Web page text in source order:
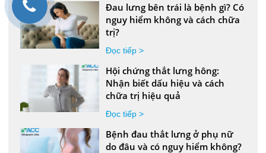
Đau lưng bên trái là bệnh gì? Có
nguy hiểm không và cách chữa
trị?
Đọc tiếp >
Hội chứng thắt lưng hông:
Nhận biết dấu hiệu và cách
chữa trị hiệu quả
Đọc tiếp >
Bệnh đau thắt lưng ở phụ nữ
do đâu và có nguy hiểm không?